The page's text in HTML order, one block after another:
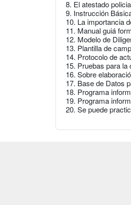
8. El atestado
9. Instrucción
10. La importancia
11. Manual guiá
12. Modelo de
13. Plantilla de
14. Protocolo de
15. Pruebas para
16. Sobre
17. Base de Datos
18. Programa
19. Programa
20. Se puede